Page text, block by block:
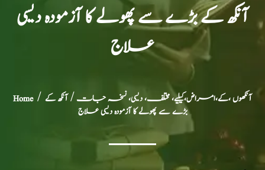
آنکھ کے بڑے سے پھولے کا آزمودہ دیسی
علاج
Home/ آنکھوں ،کے،امراض،کیلیے، مختلف، دیسی، نسخہ جات / آنکھ کے
بڑے سے پھولے کا آزمودہ دیسی علاج